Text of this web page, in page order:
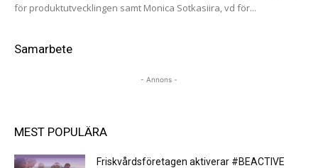
för produktutvecklingen samt Monica Sotkasiira, vd för...
Samarbete
- Annons -
MEST POPULÄRA
Friskvårdsföretagen aktiverar #BEACTIVE